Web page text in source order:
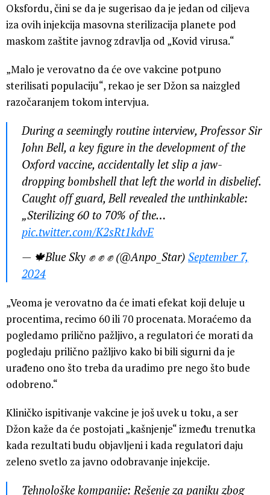
Oksfordu, čini se da je sugerisao da je jedan od ciljeva
iza ovih injekcija masovna sterilizacija planete pod
maskom zaštite javnog zdravlja od „Kovid virusa.“
„Malo je verovatno da će ove vakcine potpuno
sterilisati populaciju“, rekao je ser Džon sa naizgled
razočaranjem tokom intervjua.
During a seemingly routine interview, Professor Sir
John Bell, a key figure in the development of the
Oxford vaccine, accidentally let slip a jaw-
dropping bombshell that left the world in disbelief.
Caught off guard, Bell revealed the unthinkable:
„Sterilizing 60 to 70% of the…
pic.twitter.com/K2sRt1kdvE
— 🍁Blue Sky ✊️ ✊️ ✊️ (@Anpo_Star) September 7,
2024
„Veoma je verovatno da će imati efekat koji deluje u
procentima, recimo 60 ili 70 procenata. Moraćemo da
pogledamo prilično pažljivo, a regulatori će morati da
pogledaju prilično pažljivo kako bi bili sigurni da je
urađeno ono što treba da uradimo pre nego što bude
odobreno.“
Kliničko ispitivanje vakcine je još uvek u toku, a ser
Džon kaže da će postojati „kašnjenje“ između trenutka
kada rezultati budu objavljeni i kada regulatori daju
zeleno svetlo za javno odobravanje injekcije.
Tehnološke kompanije: Rešenje za paniku zbog